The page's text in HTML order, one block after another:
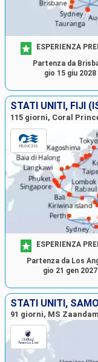
ESPERIENZA
Partenza da
gio 15 giu 2028
115 giorni, Coral
ESPERIENZA
Partenza da Los
gio 21 gen 2027
91 giorni, MS Zaandam